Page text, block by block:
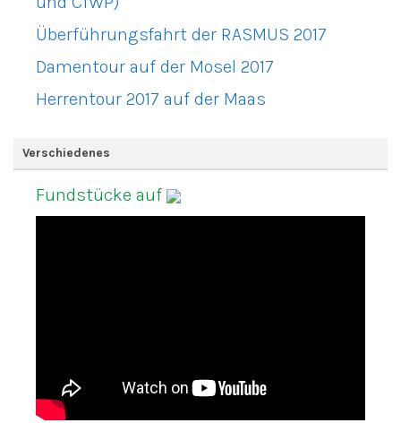
Überführungsfahrt der RASMUS 2017
Damentour auf der Mosel 2017
Herrentour 2017 auf der Maas
Verschiedenes
Fundstücke auf